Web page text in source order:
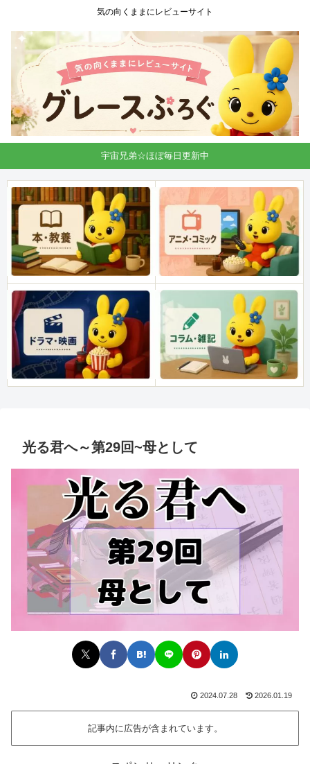
気の向くままにレビューサイト
宇宙兄弟☆ほぼ毎日更新中
光る君へ～第29回~母として
2024.07.28 2026.01.19
記事内に広告が含まれています。